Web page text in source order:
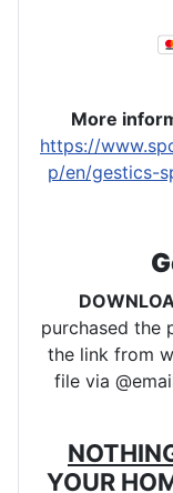
More
https://
p/en/gestics-
purchased the
the link from
file via
YOUR